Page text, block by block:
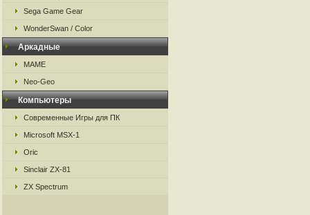
Sega Game Gear
WonderSwan / Color
Аркадные
MAME
Neo-Geo
Компьютеры
Современные Игры для ПК
Microsoft MSX-1
Oric
Sinclair ZX-81
ZX Spectrum